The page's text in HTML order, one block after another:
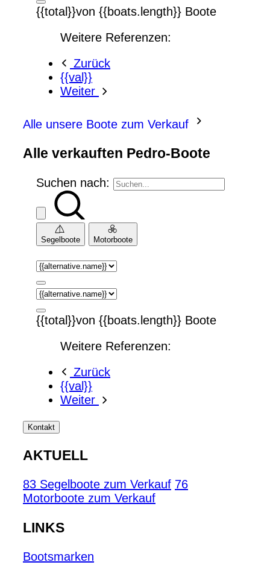
{{total}}von {{boats.length}} Boote
Weitere Referenzen:
Zurück
{{val}}
Weiter
Alle unsere Boote zum Verkauf
Alle verkauften Pedro-Boote
Suchen nach:
Segelboote Motorboote
{{total}}von {{boats.length}} Boote
Weitere Referenzen:
Zurück
{{val}}
Weiter
Kontakt
AKTUELL
83 Segelboote zum Verkauf 76
Motorboote zum Verkauf
LINKS
Bootsmarken